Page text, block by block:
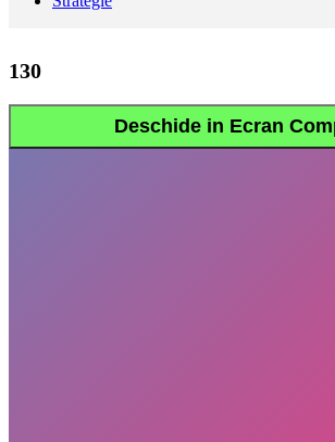
130
Deschide in Ecran